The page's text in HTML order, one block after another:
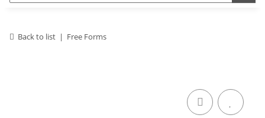
Back to list Free Forms